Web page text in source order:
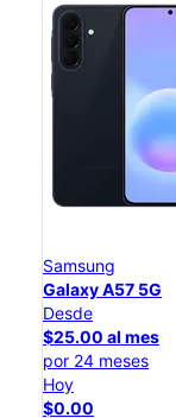
Samsung
Galaxy A57 5G
Desde
$25.00 al mes
por 24 meses
Hoy
$0.00